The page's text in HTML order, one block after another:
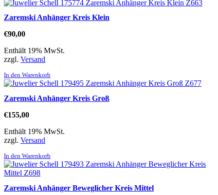
Zaremski Anhänger Kreis Klein
€90,00
Enthält 19% MwSt.
zzgl. Versand
In den Warenkorb
Zaremski Anhänger Kreis Groß
€155,00
Enthält 19% MwSt.
zzgl. Versand
In den Warenkorb
Zaremski Anhänger Beweglicher Kreis Mittel